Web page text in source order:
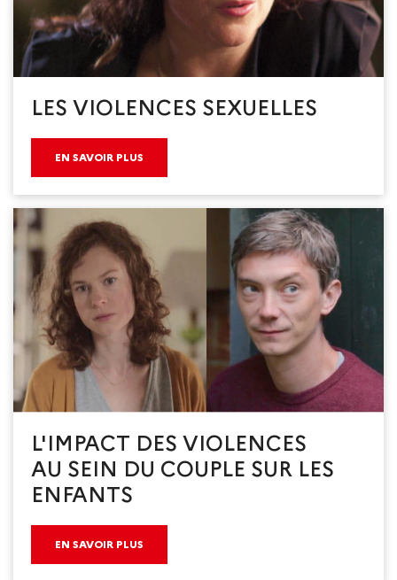
LES VIOLENCES SEXUELLES
EN SAVOIR PLUS
L'IMPACT DES VIOLENCES
AU SEIN DU COUPLE SUR LES
ENFANTS
EN SAVOIR PLUS